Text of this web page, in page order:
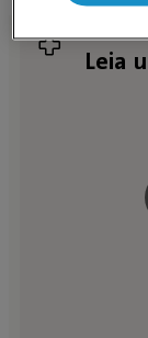
Leia